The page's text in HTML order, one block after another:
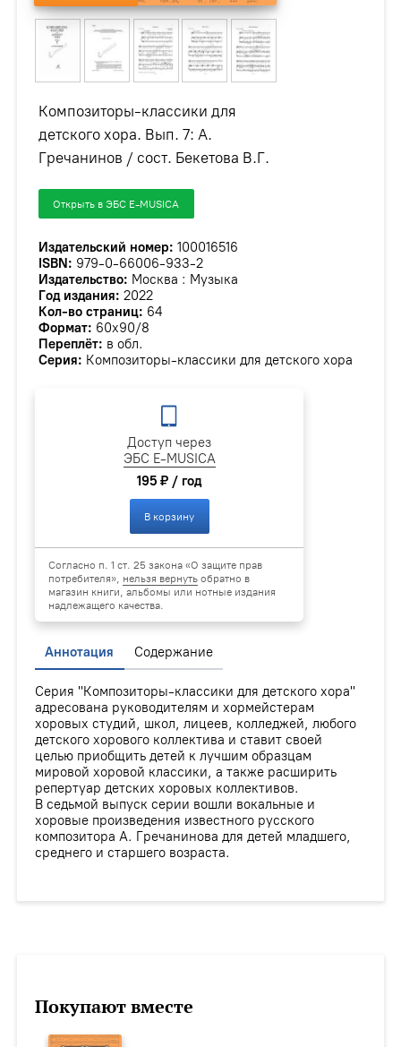
Композиторы-классики для
детского хора. Вып. 7: А.
Гречанинов / сост. Бекетова В.Г.
Открыть в ЭБС E-MUSICA
Издательский номер: 100016516
ISBN: 979-0-66006-933-2
Издательство: Москва : Музыка
Год издания: 2022
Кол-во страниц: 64
Формат: 60х90/8
Переплёт: в обл.
Серия: Композиторы-классики для детского хора
Доступ через
ЭБС E-MUSICA
195 ₽ / год
В корзину
Согласно п. 1 ст. 25 закона «О защите прав
потребителя», нельзя вернуть обратно в
магазин книги, альбомы или нотные издания
надлежащего качества.
Аннотация Содержание
Серия "Композиторы-классики для детского хора"
адресована руководителям и хормейстерам
хоровых студий, школ, лицеев, колледжей, любого
детского хорового коллектива и ставит своей
целью приобщить детей к лучшим образцам
мировой хоровой классики, а также расширить
репертуар детских хоровых коллективов.
В седьмой выпуск серии вошли вокальные и
хоровые произведения известного русского
композитора А. Гречанинова для детей младшего,
среднего и старшего возраста.
Покупают вместе